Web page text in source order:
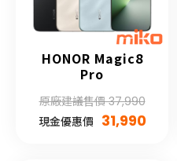
HONOR Magic8
Pro
原廠建議售價 37,990
現金優惠價 31,990